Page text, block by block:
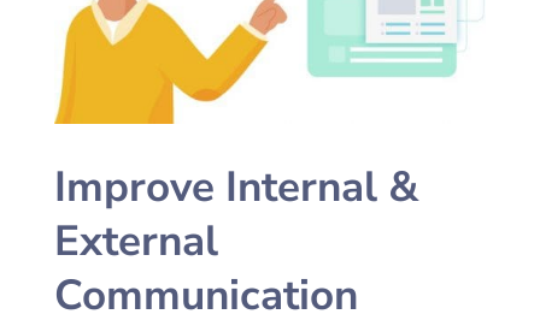
Improve Internal &
External
Communication